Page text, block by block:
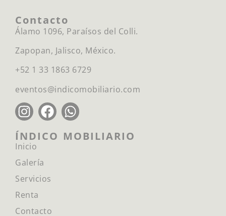
Contacto
Álamo 1096, Paraísos del Colli.
Zapopan, Jalisco, México.
+52 1 33 1863 6729
eventos@indicomobiliario.com
ÍNDICO MOBILIARIO
Inicio
Galería
Servicios
Renta
Contacto